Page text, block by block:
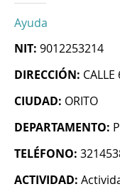
Ayuda
NIT: 9012253214
DIRECCIÓN:
CIUDAD: ORITO
DEPARTAMENTO:
TELÉFONO:
ACTIVIDAD: